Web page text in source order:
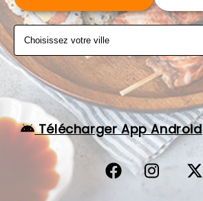
Télécharger App Android